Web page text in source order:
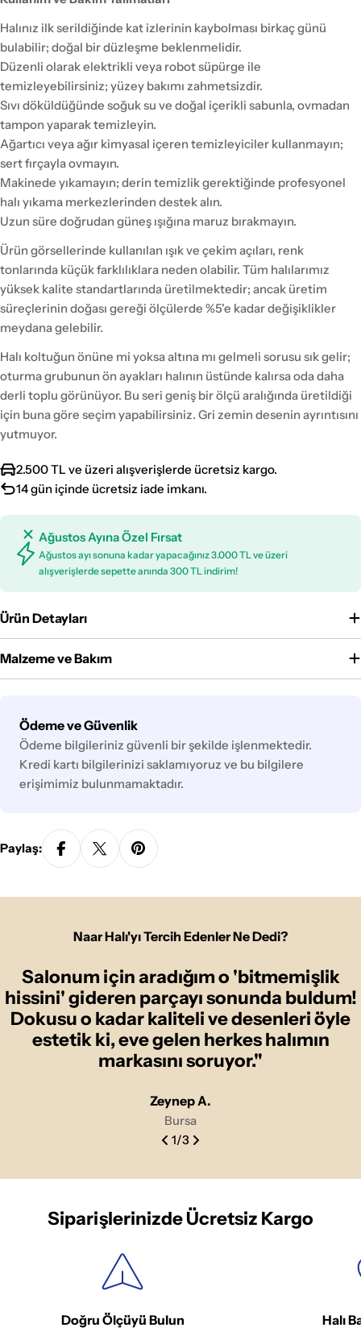
Halınız ilk serildiğinde kat izlerinin kaybolması birkaç günü
bulabilir; doğal bir düzleşme beklenmelidir.
Düzenli olarak elektrikli veya robot süpürge ile
temizleyebilirsiniz; yüzey bakımı zahmetsizdir.
Sıvı döküldüğünde soğuk su ve doğal içerikli sabunla, ovmadan
tampon yaparak temizleyin.
Ağartıcı veya ağır kimyasal içeren temizleyiciler kullanmayın;
sert fırçayla ovmayın.
Makinede yıkamayın; derin temizlik gerektiğinde profesyonel
halı yıkama merkezlerinden destek alın.
Uzun süre doğrudan güneş ışığına maruz bırakmayın.
Ürün görsellerinde kullanılan ışık ve çekim açıları, renk
tonlarında küçük farklılıklara neden olabilir. Tüm halılarımız
yüksek kalite standartlarında üretilmektedir; ancak üretim
süreçlerinin doğası gereği ölçülerde %5'e kadar değişiklikler
meydana gelebilir.
Halı koltuğun önüne mi yoksa altına mı gelmeli sorusu sık gelir;
oturma grubunun ön ayakları halının üstünde kalırsa oda daha
derli toplu görünüyor. Bu seri geniş bir ölçü aralığında üretildiği
için buna göre seçim yapabilirsiniz. Gri zemin desenin ayrıntısını
yutmuyor.
2.500 TL ve üzeri alışverişlerde ücretsiz kargo.
14 gün içinde ücretsiz iade imkanı.
Ağustos Ayına Özel Fırsat
Ağustos ayı sonuna kadar yapacağınız 3.000 TL ve üzeri
alışverişlerde sepette anında 300 TL indirim!
Ürün Detayları
Malzeme ve Bakım
Ödeme ve Güvenlik
Ödeme
yöntemleri
Ödeme bilgileriniz güvenli bir şekilde işlenmektedir.
Kredi kartı bilgilerinizi saklamıyoruz ve bu bilgilere
erişimimiz bulunmamaktadır.
Paylaş:
Naar Halı'yı Tercih Edenler Ne Dedi?
Salonum için aradığım o 'bitmemişlik
hissini' gideren parçayı sonunda buldum!
Dokusu o kadar kaliteli ve desenleri öyle
estetik ki, eve gelen herkes halımın
markasını soruyor."
Zeynep A.
Bursa
1/3
Siparişlerinizde Ücretsiz Kargo
Doğru Ölçüyü Bulun Halı